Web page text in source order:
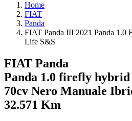
Home
FIAT
Panda
FIAT Panda III 2021 Panda 1.0
Life S&S
FIAT Panda
Panda 1.0 firefly
70cv Nero Manuale
32.571 Km